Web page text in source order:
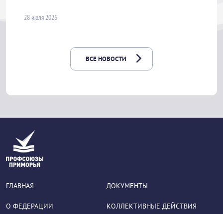
28 июля 2026
ВСЕ НОВОСТИ
ГЛАВНАЯ
О ФЕДЕРАЦИИ
ДОКУМЕНТЫ
КОЛЛЕКТИВНЫЕ ДЕЙСТВИЯ